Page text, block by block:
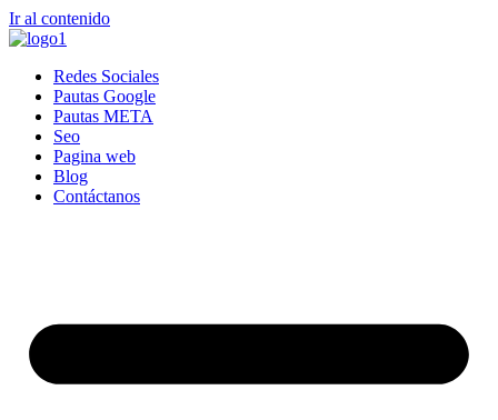
Ir al contenido
Redes Sociales
Pautas Google
Pautas META
Seo
Pagina web
Blog
Contáctanos